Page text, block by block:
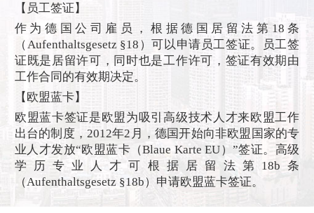
【员工签证】
作为德国公司雇员，根据德国居留法第18条
（Aufenthaltsgesetz §18）可以申请员工签证。员工签
证既是居留许可，同时也是工作许可，签证有效期由
工作合同的有效期决定。
【欧盟蓝卡】
欧盟蓝卡签证是欧盟为吸引高级技术人才来欧盟工作
出台的制度，2012年2月，德国开始向非欧盟国家的专
业人才发放“欧盟蓝卡（Blaue Karte EU）”签证。高级
学历专业人才可根据居留法第18b条
（Aufenthaltsgesetz §18b）申请欧盟蓝卡签证。